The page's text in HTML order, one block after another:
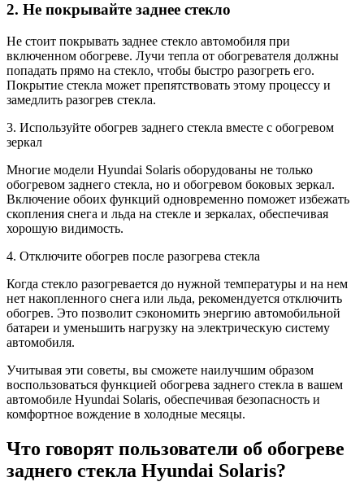
2. Не покрывайте заднее стекло
Не стоит покрывать заднее стекло автомобиля при
включенном обогреве. Лучи тепла от обогревателя должны
попадать прямо на стекло, чтобы быстро разогреть его.
Покрытие стекла может препятствовать этому процессу и
замедлить разогрев стекла.
3. Используйте обогрев заднего стекла вместе с обогревом
зеркал
Многие модели Hyundai Solaris оборудованы не только
обогревом заднего стекла, но и обогревом боковых зеркал.
Включение обоих функций одновременно поможет избежать
скопления снега и льда на стекле и зеркалах, обеспечивая
хорошую видимость.
4. Отключите обогрев после разогрева стекла
Когда стекло разогревается до нужной температуры и на нем
нет накопленного снега или льда, рекомендуется отключить
обогрев. Это позволит сэкономить энергию автомобильной
батареи и уменьшить нагрузку на электрическую систему
автомобиля.
Учитывая эти советы, вы сможете наилучшим образом
воспользоваться функцией обогрева заднего стекла в вашем
автомобиле Hyundai Solaris, обеспечивая безопасность и
комфортное вождение в холодные месяцы.
Что говорят пользователи об обогреве
заднего стекла Hyundai Solaris?